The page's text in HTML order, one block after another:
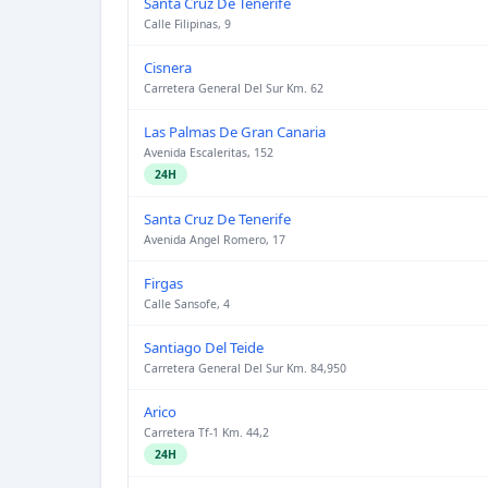
Calle Filipinas, 9
Cisnera
Carretera General Del Sur Km. 62
Las Palmas De Gran Canaria
Avenida Escaleritas, 152
24H
Santa Cruz De Tenerife
Avenida Angel Romero, 17
Firgas
Calle Sansofe, 4
Santiago Del Teide
Carretera General Del Sur Km. 84,950
Arico
Carretera Tf-1 Km. 44,2
24H